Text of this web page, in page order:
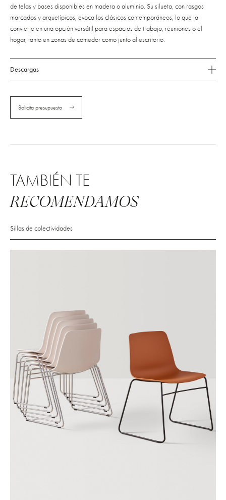
de telas y bases disponibles en madera o aluminio. Su silueta, con rasgos
marcados y arquetípicos, evoca los clásicos contemporáneos, lo que la
convierte en una opción versátil para espacios de trabajo, reuniones o el
hogar, tanto en zonas de comedor como junto al escritorio.
Descargas
Solicita presupuesto
TAMBIÉN TE
RECOMENDAMOS
Sillas de colectividades